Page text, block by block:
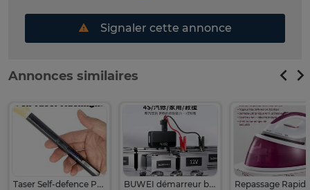
Signaler cette annonce
Annonces similaires
Taser Self-defence Puissant et Pratique BUWEI démarreur batterie 12V puissant et portable